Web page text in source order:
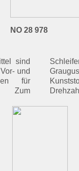
NO 28 978
sind
und
für
Zum
und
zum